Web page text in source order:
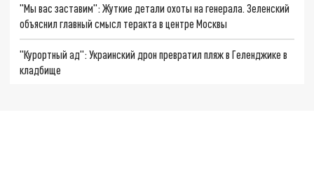
"Мы вас заставим": Жуткие детали охоты на генерала. Зеленский
объяснил главный смысл теракта в центре Москвы
"Курортный ад": Украинский дрон превратил пляж в Геленджике в
кладбище